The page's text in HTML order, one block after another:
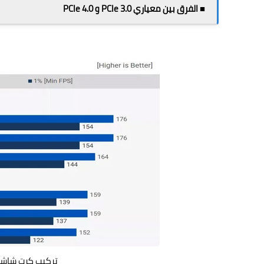
■ الفرق بين معياري PCIe 3.0 و PCIe 4.0